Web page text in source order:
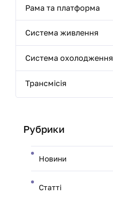
Рама та платформа
Система живлення
Система охолодження
Трансмісія
Рубрики
Новини
Статті